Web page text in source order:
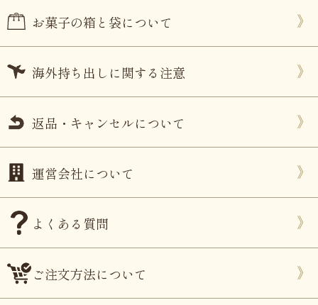
お菓子の箱と袋について
海外持ち出しに関する注意
返品・キャンセルについて
運営会社について
よくある質問
ご注文方法について